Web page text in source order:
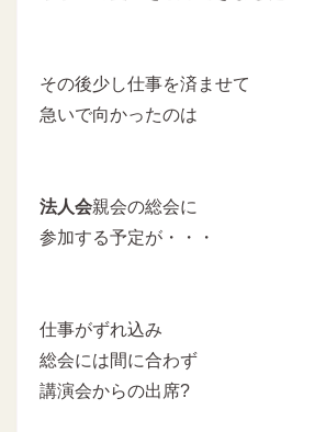
その後少し仕事を済ませて
急いで向かったのは
法人会親会の総会に
参加する予定が・・・
仕事がずれ込み
総会には間に合わず
講演会からの出席?